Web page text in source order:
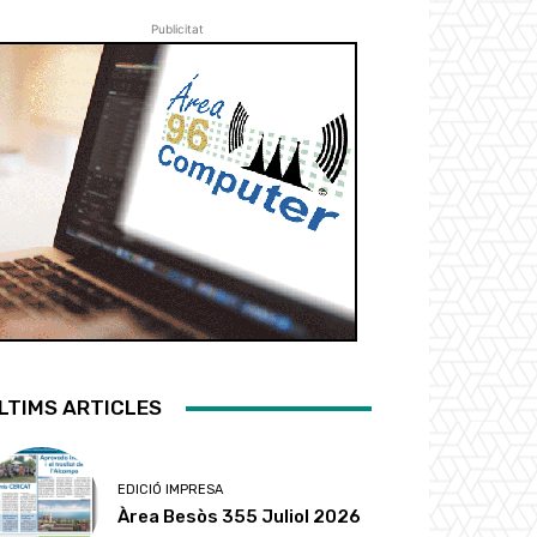
Publicitat
ARTICLES
EDICIÓ IMPRESA
Àrea Besòs 355 Juliol 2026